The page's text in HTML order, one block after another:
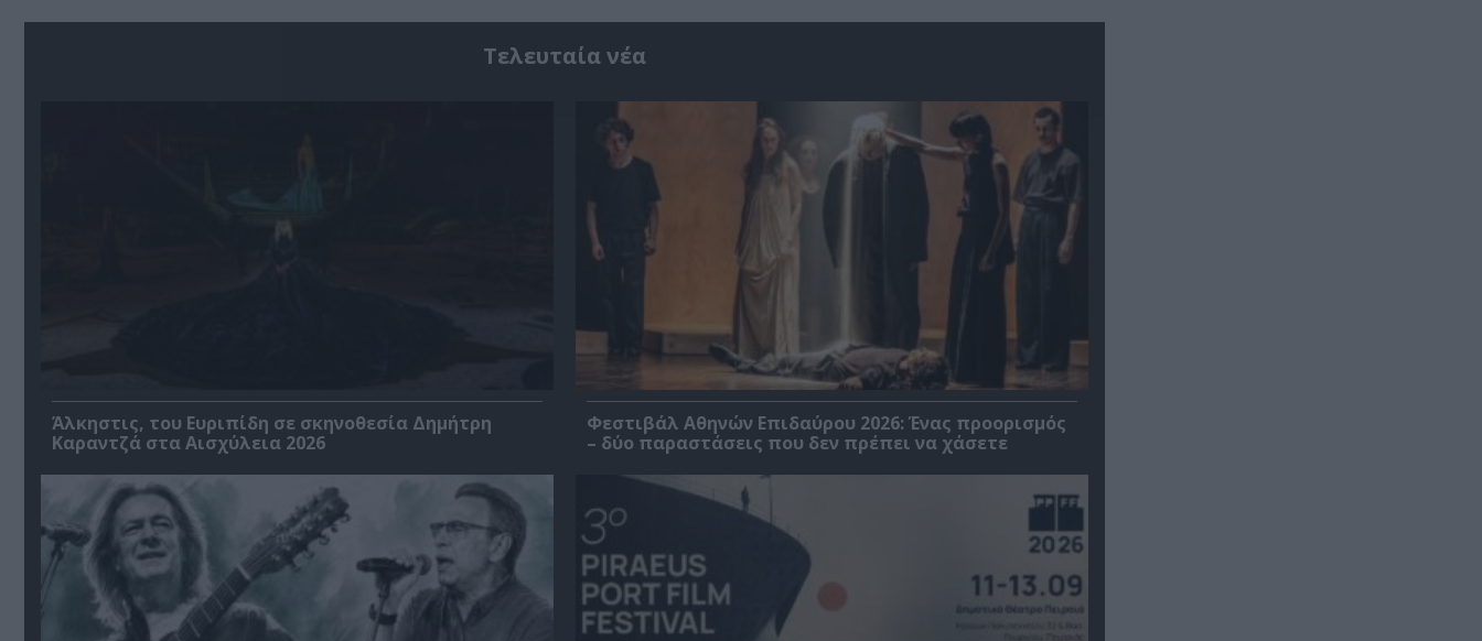
Τελευταία νέα
Άλκηστις, του Ευριπίδη σε σκηνοθεσία Δημήτρη
Καραντζά στα Αισχύλεια 2026
Φεστιβάλ Αθηνών Επιδαύρου 2026: Ένας προορισμός
– δύο παραστάσεις που δεν πρέπει να χάσετε